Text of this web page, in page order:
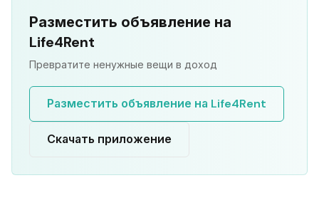
Разместить объявление на
Life4Rent
Превратите ненужные вещи в доход
Разместить объявление на Life4Rent
Скачать приложение